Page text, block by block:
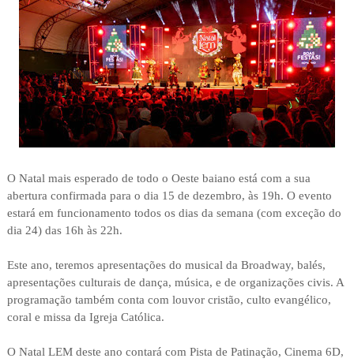
O Natal mais esperado de todo o Oeste baiano está com a sua
abertura confirmada para o dia 15 de dezembro, às 19h. O evento
estará em funcionamento todos os dias da semana (com exceção do
dia 24) das 16h às 22h.
Este ano, teremos apresentações do musical da Broadway, balés,
apresentações culturais de dança, música, e de organizações civis. A
programação também conta com louvor cristão, culto evangélico,
coral e missa da Igreja Católica.
O Natal LEM deste ano contará com Pista de Patinação, Cinema 6D,